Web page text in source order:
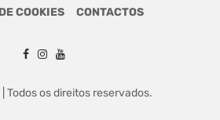
COOKIES
CONTACTOS
Todos os direitos reservados.